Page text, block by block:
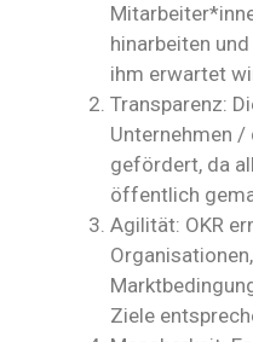
hinarbeiten
ihm erwartet
Transparenz:
Unternehmen
gefördert, da
öffentlich
Agilität: OKR
Ziele